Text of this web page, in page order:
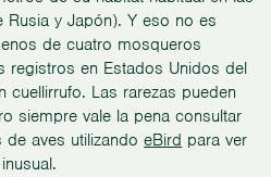
y Japón). Y eso no es
de cuatro mosqueros
registros en Estados Unidos del
cuellirrufo. Las rarezas pueden
siempre vale la pena consultar
de aves utilizandoeBird para ver